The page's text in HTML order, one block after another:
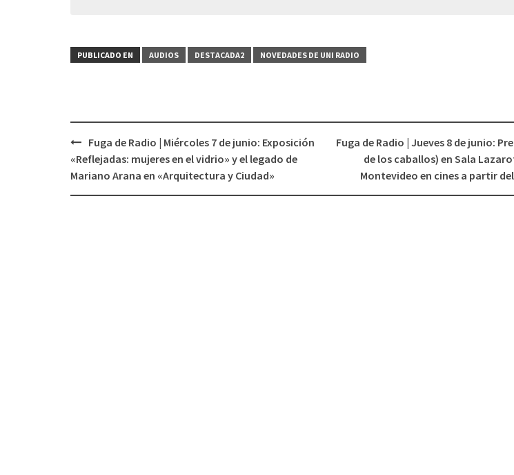
PUBLICADO EN AUDIOS DESTACADA2 NOVEDADES DE UNI RADIO
Navegación
de
Fuga de Radio | Miércoles 7 de junio: Exposición
«Reflejadas: mujeres en el vidrio» y el legado de
Mariano Arana en «Arquitectura y Ciudad»
Fuga de Radio | Jueves 8 de junio:
de los caballos) en Sala
Montevideo en cines a partir